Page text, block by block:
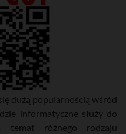
dużą popularnością wśród
informatyczne służy do
temat różnego rodzaju